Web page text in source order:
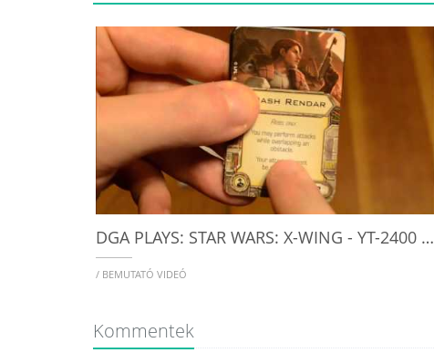
DGA PLAYS: STAR WARS: X-WING - YT-2400 EXPANSION (EP. 59)
/ BEMUTATÓ VIDEÓ
Kommentek